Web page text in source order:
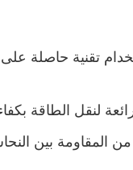
تقنية حاصلة
لنقل الطاقة
بين